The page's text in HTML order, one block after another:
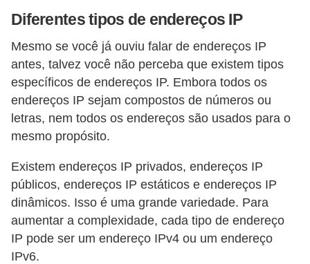
Diferentes tipos de endereços IP
Mesmo se você já ouviu falar de endereços IP
antes, talvez você não perceba que existem tipos
específicos de endereços IP. Embora todos os
endereços IP sejam compostos de números ou
letras, nem todos os endereços são usados ​​para o
mesmo propósito.
Existem endereços IP privados, endereços IP
públicos, endereços IP estáticos e endereços IP
dinâmicos. Isso é uma grande variedade. Para
aumentar a complexidade, cada tipo de endereço
IP pode ser um endereço IPv4 ou um endereço
IPv6.
a
i
n
t
e
r
n
e
t
l